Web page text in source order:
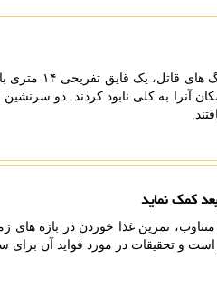
به گزارش
آنرا به کلی نابود کردند. دو
تمرین غذا خوردن در بازه های
است و تحقیقات در مورد فواید آن برای